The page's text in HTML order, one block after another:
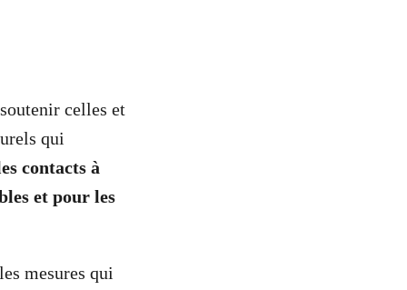
celles et
qui
contacts à
et pour les
mesures qui